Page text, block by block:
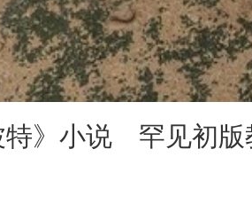
特》小说 罕见初版